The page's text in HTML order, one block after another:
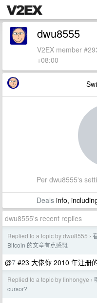
dwu8555
V2EX member
+08:00
Per dwu8555's
Dealsinfo,
dwu8555's recent replies
Replied to a topic by dwu8555 ›
Bitcoin 的文章有点感慨
@7 #23 大佬你 2010 年注册
Replied to a topic by linhongye ›
cursor?